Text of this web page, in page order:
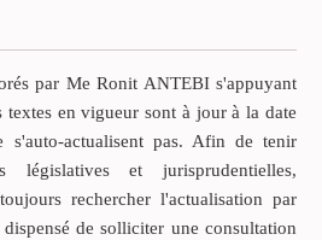
enfants, une fille et un
garçon.par Me Ronit ANTEBI s'appuyant
textes en vigueur sont à jour à la date
actualisent pas. Afin de tenir
législatives et jurisprudentielles,
rechercher l'actualisation par
de solliciter une consultation